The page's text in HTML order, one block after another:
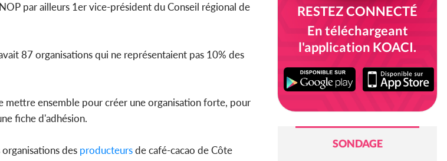
par ailleurs 1er vice-président du Conseil régional de
87 organisations qui ne représentaient pas 10% des
mettre ensemble pour créer une organisation forte, pour
fiche d'adhésion.
des producteursde café-cacao de Côte
RESTEZ CONNECTÉ
En téléchargeant
l'application KOACI.
SONDAGE